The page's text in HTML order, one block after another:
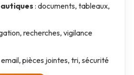
: documents, tableaux,
recherches, vigilance
email, pièces jointes, tri, sécurité